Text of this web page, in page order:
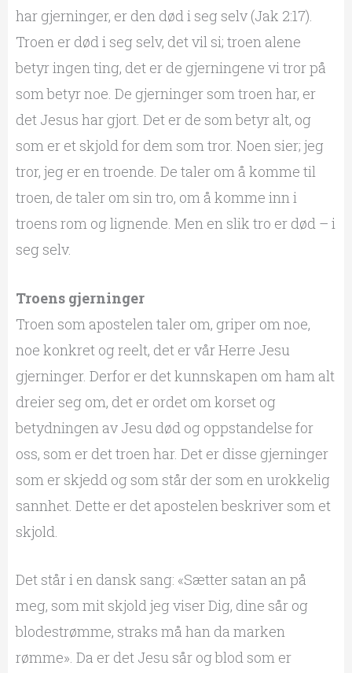
har gjerninger, er den død i seg selv (Jak 2:17).
Troen er død i seg selv, det vil si; troen alene
betyr ingen ting, det er de gjerningene vi tror på
som betyr noe. De gjerninger som troen har, er
det Jesus har gjort. Det er de som betyr alt, og
som er et skjold for dem som tror. Noen sier; jeg
tror, jeg er en troende. De taler om å komme til
troen, de taler om sin tro, om å komme inn i
troens rom og lignende. Men en slik tro er død – i
seg selv.
Troens gjerninger
Troen som apostelen taler om, griper om noe,
noe konkret og reelt, det er vår Herre Jesu
gjerninger. Derfor er det kunnskapen om ham alt
dreier seg om, det er ordet om korset og
betydningen av Jesu død og oppstandelse for
oss, som er det troen har. Det er disse gjerninger
som er skjedd og som står der som en urokkelig
sannhet. Dette er det apostelen beskriver som et
skjold.
Det står i en dansk sang: «Sætter satan an på
meg, som mit skjold jeg viser Dig, dine sår og
blodestrømme, straks må han da marken
rømme». Da er det Jesu sår og blod som er